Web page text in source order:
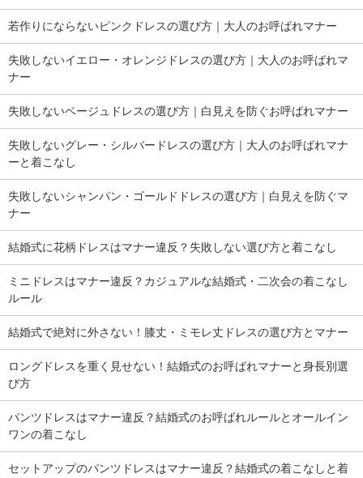
若作りにならないピンクドレスの選び方｜大人のお呼ばれマナー
失敗しないイエロー・オレンジドレスの選び方｜大人のお呼ばれマ
ナー
失敗しないベージュドレスの選び方｜白見えを防ぐお呼ばれマナー
失敗しないグレー・シルバードレスの選び方｜大人のお呼ばれマナ
ーと着こなし
失敗しないシャンパン・ゴールドドレスの選び方｜白見えを防ぐマ
ナー
結婚式に花柄ドレスはマナー違反？失敗しない選び方と着こなし
ミニドレスはマナー違反？カジュアルな結婚式・二次会の着こなし
ルール
結婚式で絶対に外さない！膝丈・ミモレ丈ドレスの選び方とマナー
ロングドレスを重く見せない！結婚式のお呼ばれマナーと身長別選
び方
パンツドレスはマナー違反？結婚式のお呼ばれルールとオールイン
ワンの着こなし
セットアップのパンツドレスはマナー違反？結婚式の着こなしと着